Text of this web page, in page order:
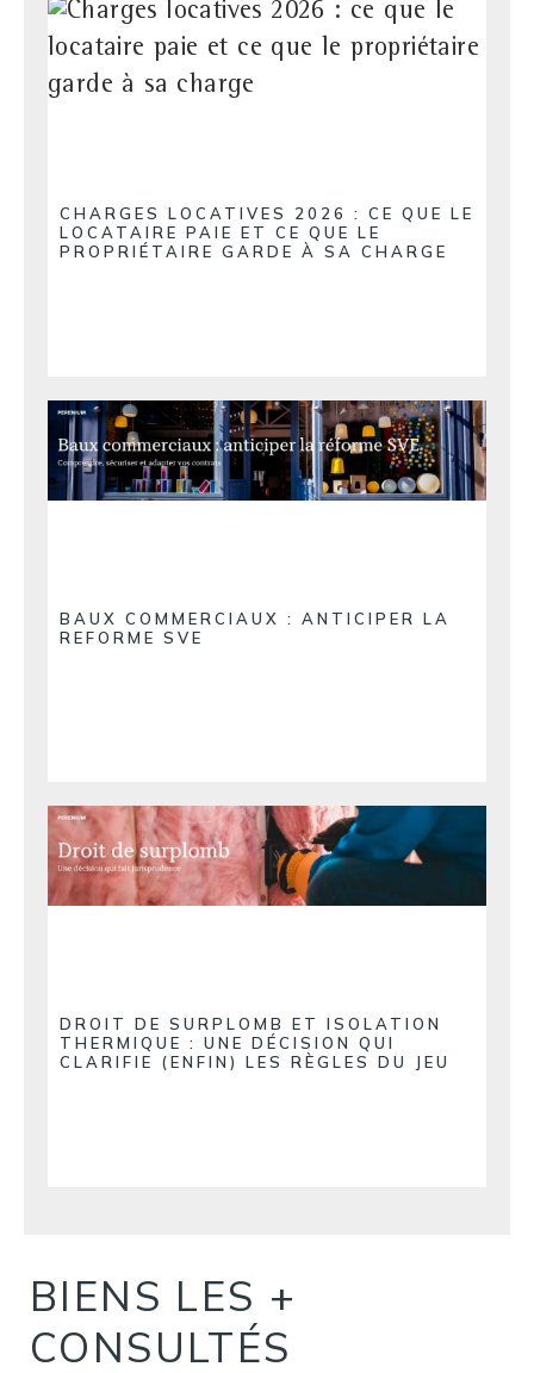
CHARGES LOCATIVES 2026 : CE QUE LE
LOCATAIRE PAIE ET CE QUE LE
PROPRIÉTAIRE GARDE À SA CHARGE
BAUX COMMERCIAUX : ANTICIPER LA
REFORME SVE
DROIT DE SURPLOMB ET ISOLATION
THERMIQUE : UNE DÉCISION QUI
CLARIFIE (ENFIN) LES RÈGLES DU JEU
BIENS LES +
CONSULTÉS